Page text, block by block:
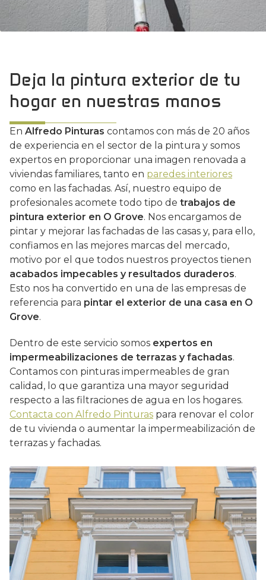
Deja la pintura exterior de tu
hogar en nuestras manos
En Alfredo Pinturas contamos con más de 20 años
de experiencia en el sector de la pintura y somos
expertos en proporcionar una imagen renovada a
viviendas familiares, tanto en paredes interiores
como en las fachadas. Así, nuestro equipo de
profesionales acomete todo tipo de trabajos de
pintura exterior en O Grove. Nos encargamos de
pintar y mejorar las fachadas de las casas y, para ello,
confiamos en las mejores marcas del mercado,
motivo por el que todos nuestros proyectos tienen
acabados impecables y resultados duraderos.
Esto nos ha convertido en una de las empresas de
referencia para pintar el exterior de una casa en O
Grove.
Dentro de este servicio somos expertos en
impermeabilizaciones de terrazas y fachadas.
Contamos con pinturas impermeables de gran
calidad, lo que garantiza una mayor seguridad
respecto a las filtraciones de agua en los hogares.
Contacta con Alfredo Pinturas para renovar el color
de tu vivienda o aumentar la impermeabilización de
terrazas y fachadas.